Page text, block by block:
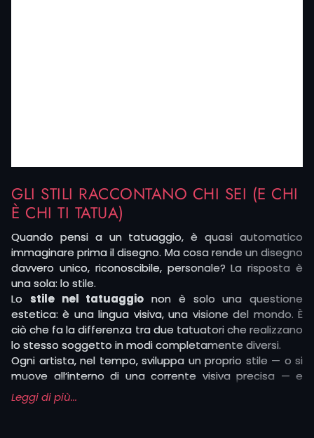
GLI STILI RACCONTANO CHI SEI (E CHI
È CHI TI TATUA)
Quando pensi a un tatuaggio, è quasi automatico
immaginare prima il disegno. Ma cosa rende un disegno
davvero unico, riconoscibile, personale? La risposta è
una sola: lo stile.
Lo stile nel tatuaggio non è solo una questione
estetica: è una lingua visiva, una visione del mondo. È
ciò che fa la differenza tra due tatuatori che realizzano
lo stesso soggetto in modi completamente diversi.
Ogni artista, nel tempo, sviluppa un proprio stile — o si
muove all’interno di una corrente visiva precisa — e
decide come farla evolvere, integrando influenze,
riferimenti, errori e intuizioni.
Leggi di più...